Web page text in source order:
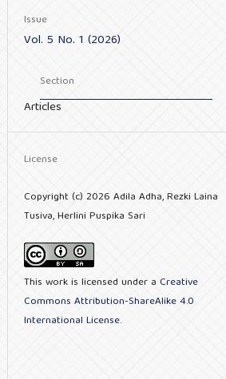
Issue
Vol. 5 No. 1 (2026)
Section
Articles
License
Copyright (c) 2026 Adila Adha, Rezki Laina
Tusiva, Herlini Puspika Sari
This work is licensed under a Creative
Commons Attribution-ShareAlike 4.0
International License.